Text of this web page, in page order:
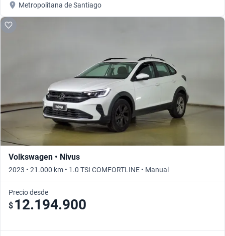
Metropolitana de Santiago
Volkswagen • Nivus
2023 • 21.000 km • 1.0 TSI COMFORTLINE • Manual
Precio desde
$ 12.194.900